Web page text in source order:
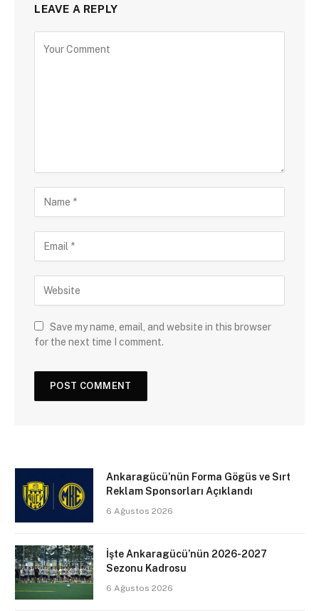
LEAVE A REPLY
Save my name, email, and website in this browser
for the next time I comment.
Ankaragücü’nün Forma Gögüs ve Sırt
Reklam Sponsorları Açıklandı
6 Ağustos 2026
İşte Ankaragücü’nün 2026-2027
Sezonu Kadrosu
6 Ağustos 2026